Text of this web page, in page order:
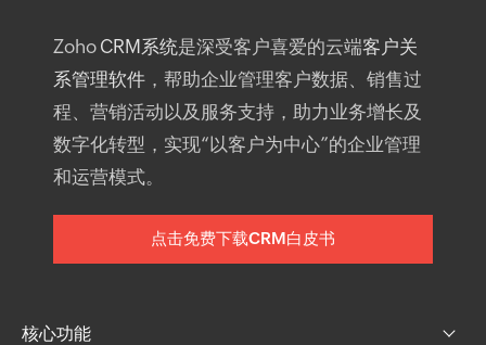
Zoho CRM系统是深受客户喜爱的云端客户关
系管理软件 ，帮助企业管理客户数据、销售过
程、营销活动以及服务支持，助力业务增长及
数字化转型，实现“以客户为中心”的企业管理
和运营模式。
点击免费下载CRM白皮书
核心功能